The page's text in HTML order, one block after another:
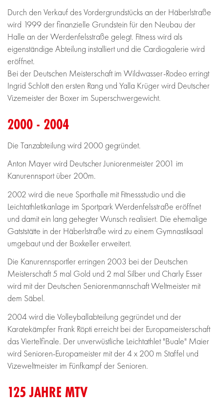
Durch den Verkauf des Vordergrundstücks an der Häberlstraße
wird 1999 der finanzielle Grundstein für den Neubau der
Halle an der Werdenfelsstraße gelegt. Fitness wird als
eigenständige Abteilung installiert und die Cardiogalerie wird
eröffnet.
Bei der Deutschen Meisterschaft im Wildwasser-Rodeo erringt
Ingrid Schlott den ersten Rang und Yalla Krüger wird Deutscher
Vizemeister der Boxer im Superschwergewicht.
2000 - 2004
Die Tanzabteilung wird 2000 gegründet.
Anton Mayer wird Deutscher Juniorenmeister 2001 im
Kanurennsport über 200m.
2002 wird die neue Sporthalle mit Fitnessstudio und die
Leichtathletikanlage im Sportpark Werdenfelsstraße eröffnet
und damit ein lang gehegter Wunsch realisiert. Die ehemalige
Gatststätte in der Häberlstraße wird zu einem Gymnastiksaal
umgebaut und der Boxkeller erweitert.
Die Kanurennsportler erringen 2003 bei der Deutschen
Meisterschaft 5 mal Gold und 2 mal Silber und Charly Esser
wird mit der Deutschen Seniorenmannschaft Weltmeister mit
dem Säbel.
2004 wird die Volleyballabteilung gegründet und der
Karatekämpfer Frank Röpti erreicht bei der Europameisterschaft
das Viertelfinale. Der unverwüstliche Leichtathlet "Buale" Maier
wird Senioren-Europameister mit der 4 x 200 m Staffel und
Vizeweltmeister im Fünfkampf der Senioren.
125 JAHRE MTV